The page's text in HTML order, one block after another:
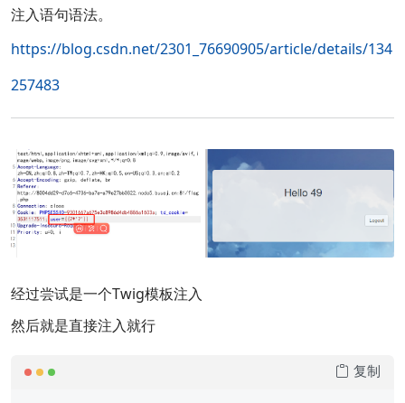
注入语句语法。
https://blog.csdn.net/2301_76690905/article/details/134
257483
经过尝试是一个Twig模板注入
然后就是直接注入就行
复制